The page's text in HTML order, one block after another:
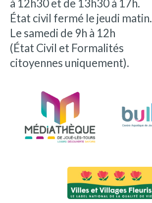
à 12h30 et de 13h30 à 17h.
État civil fermé le jeudi matin.
Le samedi de 9h à 12h
(État Civil et Formalités
citoyennes uniquement).